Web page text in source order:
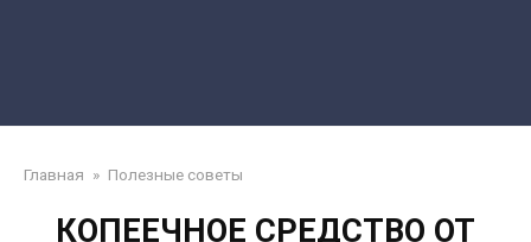
Главная » Полезные советы
КОПЕЕЧНОЕ СРЕДСТВО ОТ